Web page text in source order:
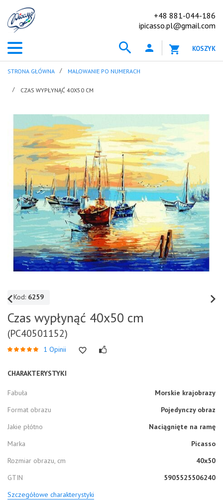
+48 881-044-186
ipicasso.pl@gmail.com
KOSZYK
STRONA GŁÓWNA MALOWANIE PO NUMERACH
CZAS WYPŁYNĄĆ 40X50 CM
Kod: 6259
Czas wypłynąć 40x50 cm
(PC40501152)
1 Opinii
CHARAKTERYSTYKI
Fabuła
Morskie krajobrazy
Format obrazu
Pojedynczy obraz
Jakie płótno
Naciągnięte na ramę
Marka
Picasso
Rozmiar obrazu, cm
40x50
GTIN
5905525506240
Szczegółowe charakterystyki